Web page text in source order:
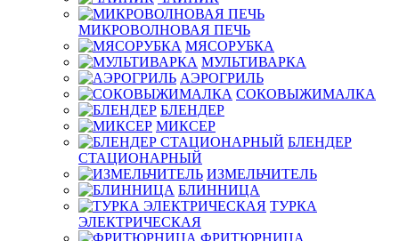
МИКРОВОЛНОВАЯ ПЕЧЬ
МЯСОРУБКА
МУЛЬТИВАРКА
АЭРОГРИЛЬ
СОКОВЫЖИМАЛКА
БЛЕНДЕР
МИКСЕР
БЛЕНДЕР
СТАЦИОНАРНЫЙ
ИЗМЕЛЬЧИТЕЛЬ
БЛИННИЦА
ТУРКА
ЭЛЕКТРИЧЕСКАЯ
ФРИТЮРНИЦА